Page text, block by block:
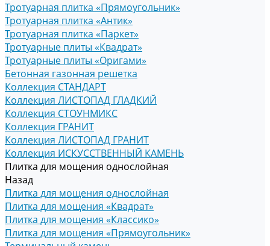
Тротуарная плитка «Прямоугольник»
Тротуарная плитка «Антик»
Тротуарная плитка «Паркет»
Тротуарные плиты «Квадрат»
Тротуарные плиты «Оригами»
Бетонная газонная решетка
Коллекция СТАНДАРТ
Коллекция ЛИСТОПАД ГЛАДКИЙ
Коллекция СТОУНМИКС
Коллекция ГРАНИТ
Коллекция ЛИСТОПАД ГРАНИТ
Коллекция ИСКУССТВЕННЫЙ КАМЕНЬ
Плитка для мощения однослойная
Назад
Плитка для мощения однослойная
Плитка для мощения «Квадрат»
Плитка для мощения «Классико»
Плитка для мощения «Прямоугольник»